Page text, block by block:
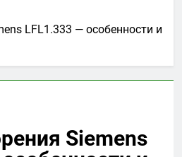
LFL1.333 — особенности и
Siemens